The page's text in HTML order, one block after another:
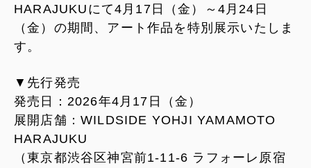
HARAJUKUにて4月17日（金）～4月24日
（金）の期間、アート作品を特別展示いたしま
す。
▼先行発売
発売日：2026年4月17日（金）
展開店舗：WILDSIDE YOHJI YAMAMOTO
HARAJUKU
（東京都渋谷区神宮前1-11-6 ラフォーレ原宿